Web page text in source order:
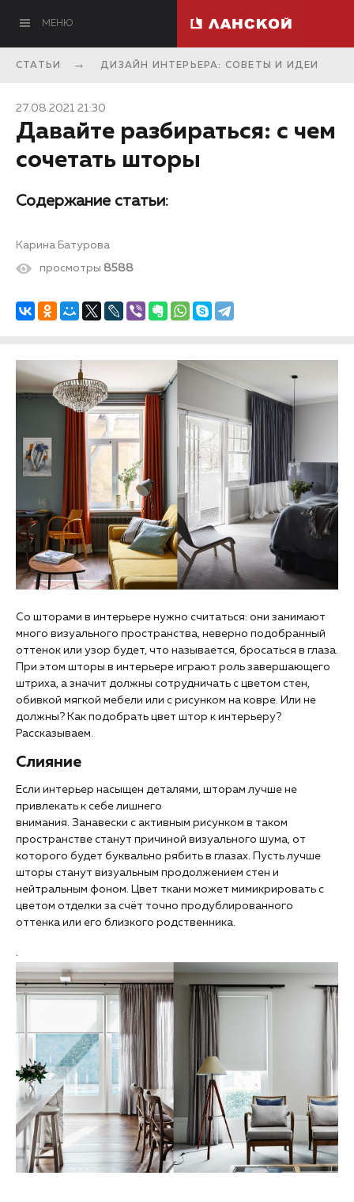
МЕНЮ
СТАТЬИ ДИЗАЙН ИНТЕРЬЕРА: СОВЕТЫ И ИДЕИ
27.08.2021 21:30
Давайте разбираться: с чем
сочетать шторы
Содержание статьи:
Карина Батурова
просмотры 8588
Со шторами в интерьере нужно считаться: они занимают
много визуального пространства, неверно подобранный
оттенок или узор будет, что называется, бросаться в глаза.
При этом шторы в интерьере играют роль завершающего
штриха, а значит должны сотрудничать с цветом стен,
обивкой мягкой мебели или с рисунком на ковре. Или не
должны? Как подобрать цвет штор к интерьеру?
Рассказываем.
Слияние
Если интерьер насыщен деталями, шторам лучше не
привлекать к себе лишнего
внимания. Занавески с активным рисунком в таком
пространстве станут причиной визуального шума, от
которого будет буквально рябить в глазах. Пусть лучше
шторы станут визуальным продолжением стен и
нейтральным фоном. Цвет ткани может мимикрировать с
цветом отделки за счёт точно продублированного
оттенка или его близкого родственника.
.